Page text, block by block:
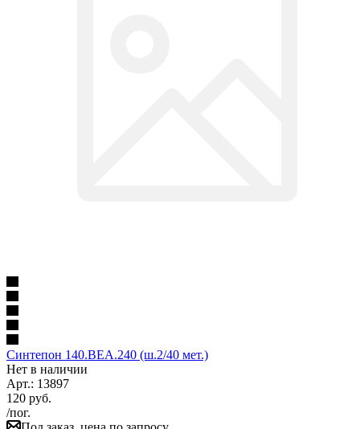
Синтепон 140.BEA.240 (ш.2/40 мет.)
Нет в наличии
Арт.: 13897
120 руб.
/пог.